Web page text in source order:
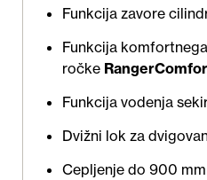
Funkcija zavore
Funkcija
ročke
Funkcija vodenja
Dvižni lok za
Cepljenje do 900